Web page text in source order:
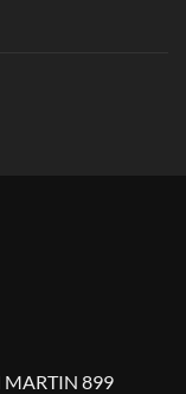
MARTIN 899